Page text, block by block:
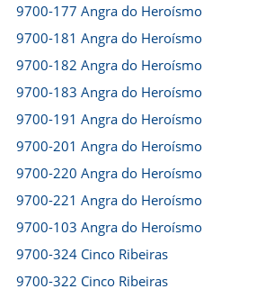
9700-177 Angra do Heroísmo
9700-181 Angra do Heroísmo
9700-182 Angra do Heroísmo
9700-183 Angra do Heroísmo
9700-191 Angra do Heroísmo
9700-201 Angra do Heroísmo
9700-220 Angra do Heroísmo
9700-221 Angra do Heroísmo
9700-103 Angra do Heroísmo
9700-324 Cinco Ribeiras
9700-322 Cinco Ribeiras